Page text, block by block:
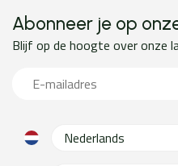
Abonneer je op
Blijf op de hoogte over onze